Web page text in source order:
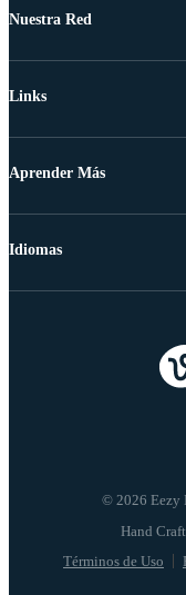
Nuestra Red
Links
Aprender Más
© 2026 Eezy
Términos de Uso
Idiomas